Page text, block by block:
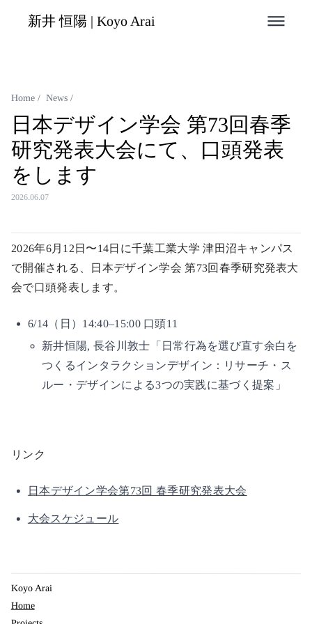
新井 恒陽 | Koyo Arai
Home / News /
日本デザイン学会 第73回春季
研究発表大会にて、口頭発表
をします
2026.06.07
2026年6月12日〜14日に千葉工業大学 津田沼キャンパス
で開催される、日本デザイン学会 第73回春季研究発表大
会で口頭発表します。
6/14（日）14:40–15:00 口頭11
新井恒陽, 長谷川敦士「日常行為を選び直す余白を
つくるインタラクションデザイン：リサーチ・ス
ルー・デザインによる3つの実践に基づく提案」
リンク
日本デザイン学会第73回 春季研究発表大会
大会スケジュール
Koyo Arai
Home